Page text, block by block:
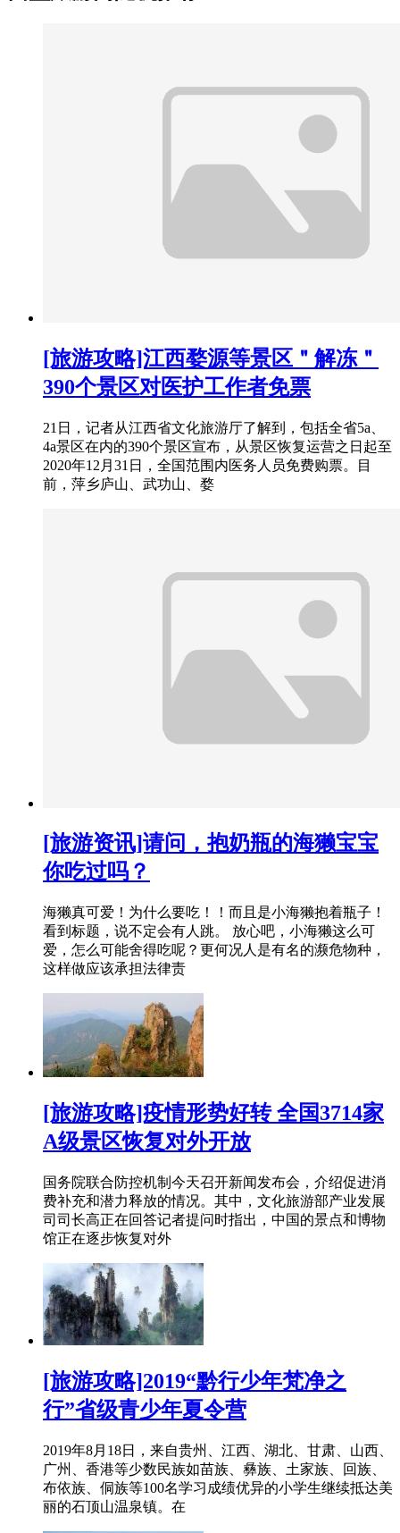
[旅游攻略]江西婺源等景区＂解冻＂
390个景区对医护工作者免票
21日，记者从江西省文化旅游厅了解到，包括全省5a、
4a景区在内的390个景区宣布，从景区恢复运营之日起至
2020年12月31日，全国范围内医务人员免费购票。目
前，萍乡庐山、武功山、婺
[旅游资讯]请问，抱奶瓶的海獭宝宝
你吃过吗？
海獭真可爱！为什么要吃！！而且是小海獭抱着瓶子！
看到标题，说不定会有人跳。 放心吧，小海獭这么可
爱，怎么可能舍得吃呢？更何况人是有名的濒危物种，
这样做应该承担法律责
[旅游攻略]疫情形势好转 全国3714家
A级景区恢复对外开放
国务院联合防控机制今天召开新闻发布会，介绍促进消
费补充和潜力释放的情况。其中，文化旅游部产业发展
司司长高正在回答记者提问时指出，中国的景点和博物
馆正在逐步恢复对外
[旅游攻略]2019“黔行少年梵净之
行”省级青少年夏令营
2019年8月18日，来自贵州、江西、湖北、甘肃、山西、
广州、香港等少数民族如苗族、彝族、土家族、回族、
布依族、侗族等100名学习成绩优异的小学生继续抵达美
丽的石顶山温泉镇。在